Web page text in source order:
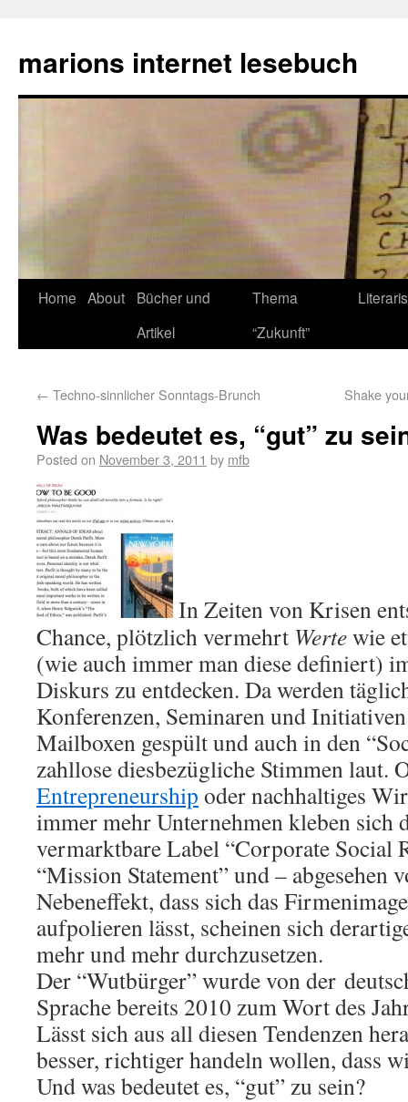
marions internet lesebuch
Home About
Bücher und
Artikel
Thema
“Zukunft”
← Techno-sinnlicher Sonntags-Brunch Shake
Was bedeutet es, “gut” zu
Posted on November 3, 2011 by mfb
In Zeiten von Krisen
Chance, plötzlich vermehrt Wertewie
(wie auch immer man diese definiert)
Diskurs zu entdecken. Da werden
Konferenzen, Seminaren und
Mailboxen gespült und auch in den
zahllose diesbezügliche Stimmen laut.
Entrepreneurship oder nachhaltiges
immer mehr Unternehmen kleben sich
vermarktbare Label “Corporate Social
“Mission Statement” und – abgesehen
Nebeneffekt, dass sich das
aufpolieren lässt, scheinen sich
mehr und mehr durchzusetzen.
Der “Wutbürger” wurde von der
Sprache bereits 2010 zum Wort des
Lässt sich aus all diesen Tendenzen
besser, richtiger handeln wollen, dass
Und was bedeutet es, “gut” zu sein?